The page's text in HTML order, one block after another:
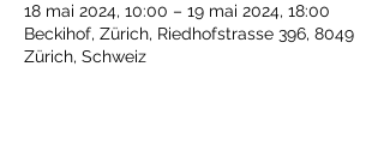
18 mai 2024, 10:00 – 19 mai 2024, 18:00
Beckihof, Zürich, Riedhofstrasse 396, 8049
Zürich, Schweiz